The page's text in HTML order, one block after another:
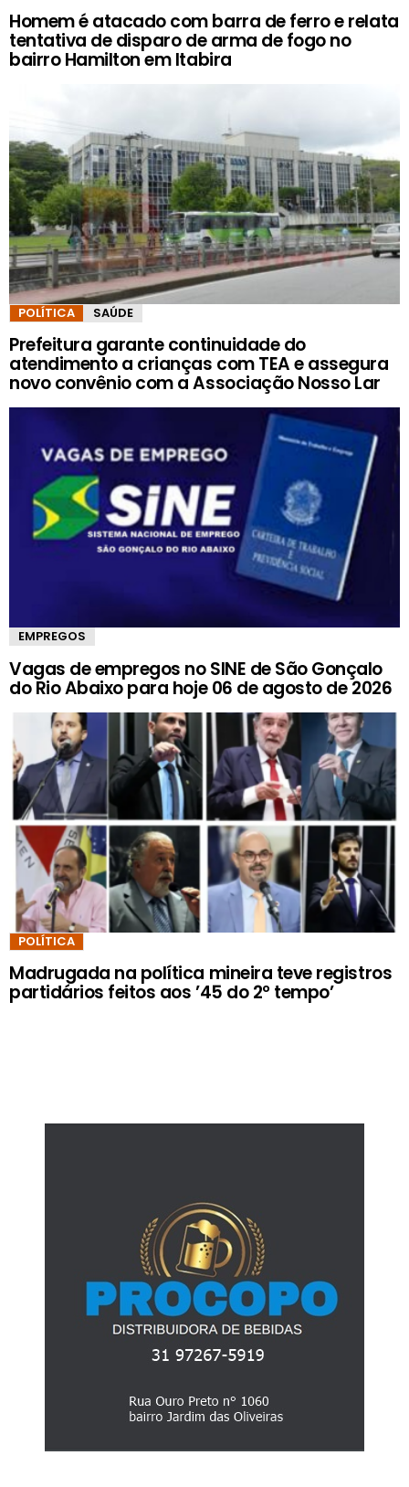
Homem é atacado com barra de ferro e relata
tentativa de disparo de arma de fogo no
bairro Hamilton em Itabira
POLÍTICA SAÚDE
Prefeitura garante continuidade do
atendimento a crianças com TEA e assegura
novo convênio com a Associação Nosso Lar
EMPREGOS
Vagas de empregos no SINE de São Gonçalo
do Rio Abaixo para hoje 06 de agosto de 2026
POLÍTICA
Madrugada na política mineira teve registros
partidários feitos aos ’45 do 2º tempo’